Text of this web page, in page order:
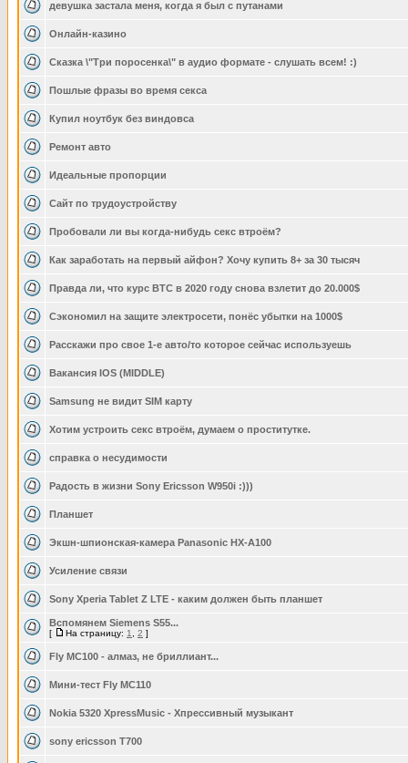
девушка застала меня, когда я был с путанами
Онлайн-казино
Сказка \"Три поросенка\" в аудио формате - слушать всем! :)
Пошлые фразы во время секса
Купил ноутбук без виндовса
Ремонт авто
Идеальные пропорции
Сайт по трудоустройству
Пробовали ли вы когда-нибудь секс втроём?
Как заработать на первый айфон? Хочу купить 8+ за 30 тысяч
Правда ли, что курс BTC в 2020 году снова взлетит до 20.000$
Сэкономил на защите электросети, понёс убытки на 1000$
Расскажи про свое 1-е авто/то которое сейчас используешь
Вакансия IOS (MIDDLE)
Samsung не видит SIM карту
Хотим устроить секс втроём, думаем о проститутке.
справка о несудимости
Радость в жизни Sony Ericsson W950i :)))
Планшет
Экшн-шпионская-камера Panasonic HX-A100
Усиление связи
Sony Xperia Tablet Z LTE - каким должен быть планшет
Вспомянем Siemens S55...
[ На страницу: 1 2 ]
Fly MC100 - алмаз, не бриллиант...
Мини-тест Fly MC110
Nokia 5320 XpressMusic - Xпрессивный музыкант
sony ericsson T700